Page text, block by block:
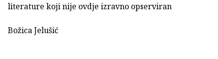
literature koji nije ovdje izravno opserviran
Božica Jelušić